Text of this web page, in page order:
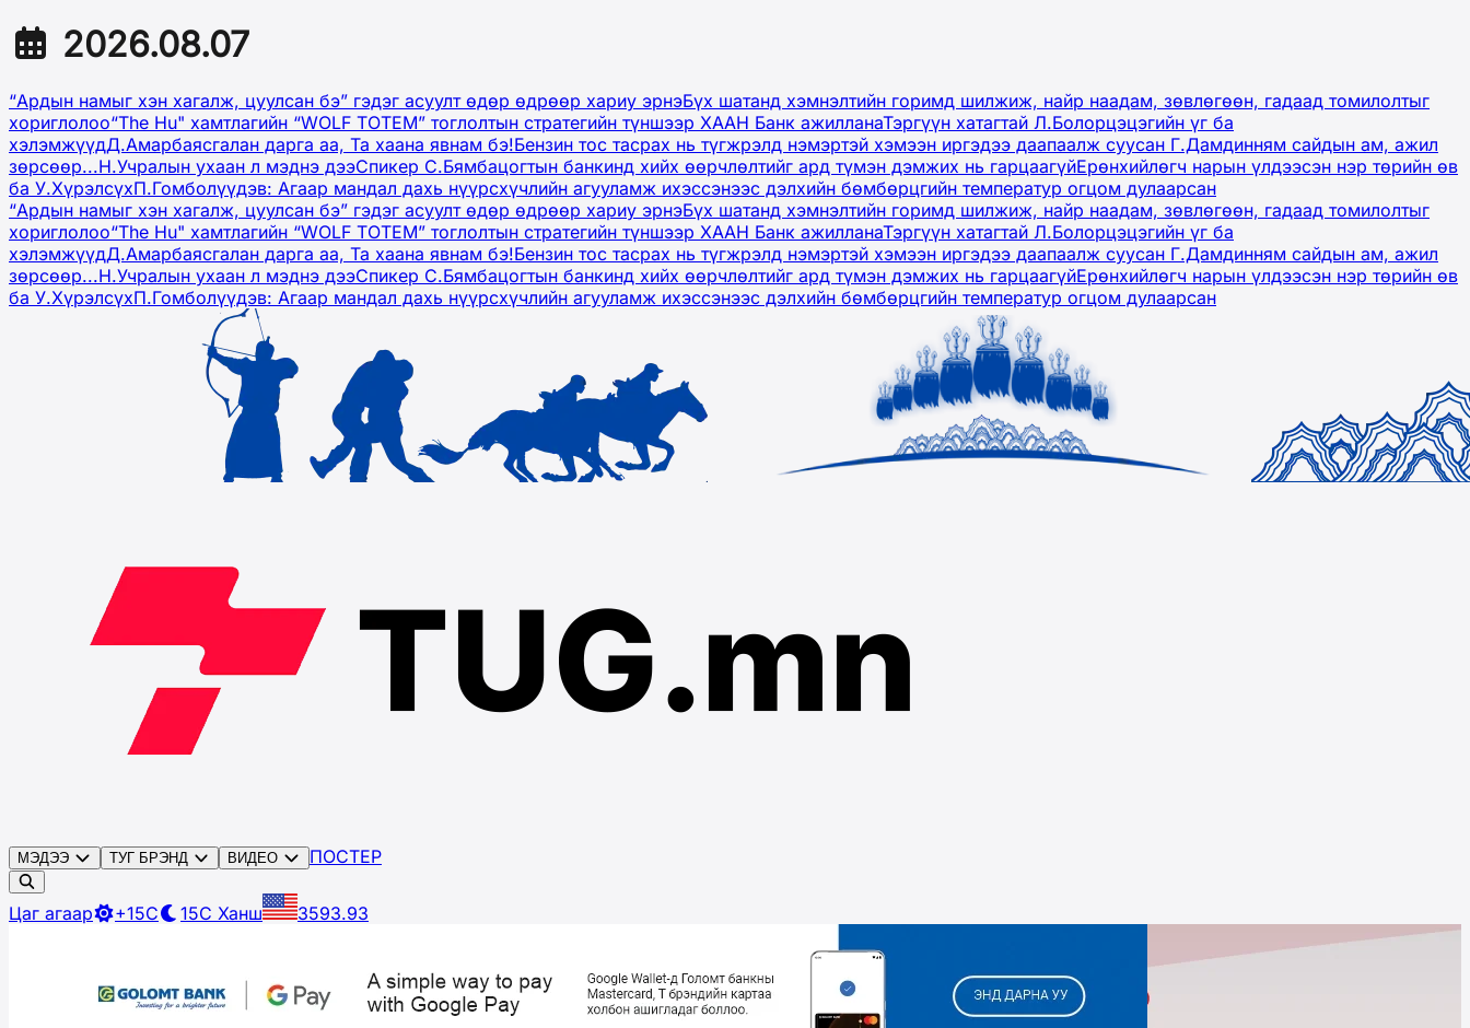
2026.08.07
“Ардын намыг хэн хагалж, цуулсан бэ” гэдэг асуулт өдөр өдрөөр хариу эрнэБүх шатанд хэмнэлтийн горимд шилжиж, найр наадам, зөвлөгөөн, гадаад томилолтыг
хориглолоо“The Hu" хамтлагийн “WOLF TOTEM” тоглолтын стратегийн түншээр ХААН Банк ажилланаТэргүүн хатагтай Л.Болорцэцэгийн үг ба
хэлэмжүүдД.Амарбаясгалан дарга аа, Та хаана явнам бэ!Бензин тос тасрах нь түгжрэлд нэмэртэй хэмээн иргэдээ даапаалж суусан Г.Дамдинням сайдын ам, ажил
зөрсөөр...Н.Учралын ухаан л мэднэ дээСпикер С.Бямбацогтын банкинд хийх өөрчлөлтийг ард түмэн дэмжих нь гарцаагүйЕрөнхийлөгч нарын үлдээсэн нэр төрийн өв
ба У.ХүрэлсүхП.Гомболүүдэв: Агаар мандал дахь нүүрсхүчлийн агууламж ихэссэнээс дэлхийн бөмбөрцгийн температур огцом дулаарсан
“Ардын намыг хэн хагалж, цуулсан бэ” гэдэг асуулт өдөр өдрөөр хариу эрнэБүх шатанд хэмнэлтийн горимд шилжиж, найр наадам, зөвлөгөөн, гадаад томилолтыг
хориглолоо“The Hu" хамтлагийн “WOLF TOTEM” тоглолтын стратегийн түншээр ХААН Банк ажилланаТэргүүн хатагтай Л.Болорцэцэгийн үг ба
хэлэмжүүдД.Амарбаясгалан дарга аа, Та хаана явнам бэ!Бензин тос тасрах нь түгжрэлд нэмэртэй хэмээн иргэдээ даапаалж суусан Г.Дамдинням сайдын ам, ажил
зөрсөөр...Н.Учралын ухаан л мэднэ дээСпикер С.Бямбацогтын банкинд хийх өөрчлөлтийг ард түмэн дэмжих нь гарцаагүйЕрөнхийлөгч нарын үлдээсэн нэр төрийн өв
ба У.ХүрэлсүхП.Гомболүүдэв: Агаар мандал дахь нүүрсхүчлийн агууламж ихэссэнээс дэлхийн бөмбөрцгийн температур огцом дулаарсан
МЭДЭЭ ТУГ БРЭНД ВИДЕО ПОСТЕР
Цаг агаар +15C 15C Ханш 3593.93